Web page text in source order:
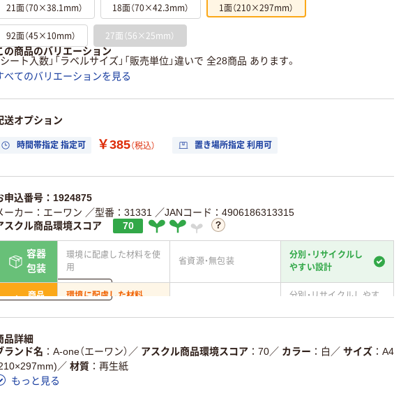
21面（70×38.1mm） 18面（70×42.3mm） 1面（210×297mm）
92面（45×10mm） 27面（56×25mm）
の商品のバリエーション
シート入数」「ラベルサイズ」「販売単位」違いで 全28商品 あります。
べてのバリエーションを見る
送オプション
時間帯指定 指定可 ￥385（税込） 置き場所指定 利用可
申込番号：1924875
ーカー：エーワン ／型番：31331
／JANコード：4906186313315
スクル商品環境スコア
70
容器
包装
環境に配慮した材料を使
用
省資源・無包装
分別・リサイクルし
やすい設計
商品
環境に配慮した材料
分別・リサイクルしやす
仕組
ている
削減
の商品の環境配慮ポイントです。詳しくはページ下部の商品詳細「
詳細／加点項目
詳しく見る
品詳細
ランド名
A-one（エーワン） ／ アスクル商品環境スコア 70／ カラー 白 ／ サイズ
A4
／ 材質
再生紙
もっと見る